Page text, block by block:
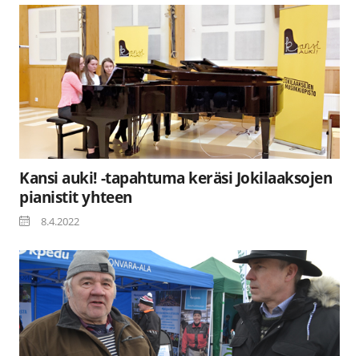
Kansi auki! -tapahtuma keräsi Jokilaaksojen
pianistit yhteen
8.4.2022